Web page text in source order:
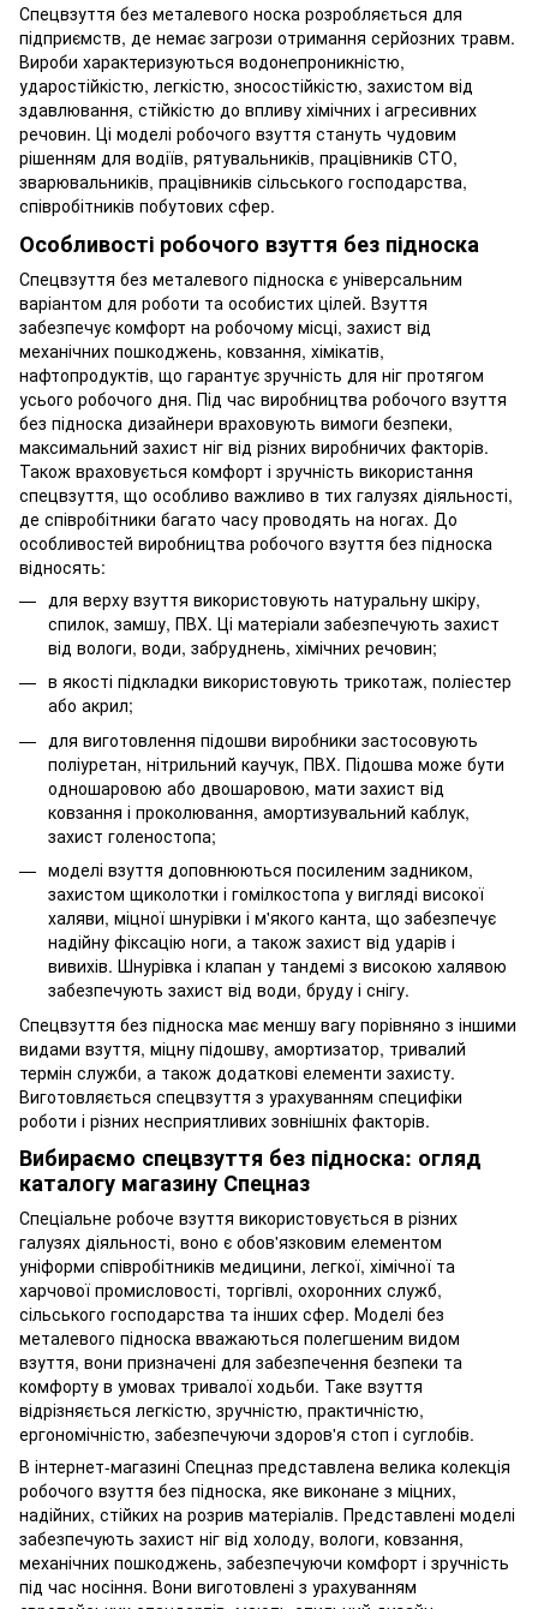
Спецвзуття без металевого носка розробляється для
підприємств, де немає загрози отримання серйозних травм.
Вироби характеризуються водонепроникністю,
ударостійкістю, легкістю, зносостійкістю, захистом від
здавлювання, стійкістю до впливу хімічних і агресивних
речовин. Ці моделі робочого взуття стануть чудовим
рішенням для водіїв, рятувальників, працівників СТО,
зварювальників, працівників сільського господарства,
співробітників побутових сфер.
Особливості робочого взуття без підноска
Спецвзуття без металевого підноска є універсальним
варіантом для роботи та особистих цілей. Взуття
забезпечує комфорт на робочому місці, захист від
механічних пошкоджень, ковзання, хімікатів,
нафтопродуктів, що гарантує зручність для ніг протягом
усього робочого дня. Під час виробництва робочого взуття
без підноска дизайнери враховують вимоги безпеки,
максимальний захист ніг від різних виробничих факторів.
Також враховується комфорт і зручність використання
спецвзуття, що особливо важливо в тих галузях діяльності,
де співробітники багато часу проводять на ногах. До
особливостей виробництва робочого взуття без підноска
відносять:
для верху взуття використовують натуральну шкіру,
спилок, замшу, ПВХ. Ці матеріали забезпечують захист
від вологи, води, забруднень, хімічних речовин;
в якості підкладки використовують трикотаж, поліестер
або акрил;
для виготовлення підошви виробники застосовують
поліуретан, нітрильний каучук, ПВХ. Підошва може бути
одношаровою або двошаровою, мати захист від
ковзання і проколювання, амортизувальний каблук,
захист голеностопа;
моделі взуття доповнюються посиленим задником,
захистом щиколотки і гомілкостопа у вигляді високої
халяви, міцної шнурівки і м'якого канта, що забезпечує
надійну фіксацію ноги, а також захист від ударів і
вивихів. Шнурівка і клапан у тандемі з високою халявою
забезпечують захист від води, бруду і снігу.
Спецвзуття без підноска має меншу вагу порівняно з іншими
видами взуття, міцну підошву, амортизатор, тривалий
термін служби, а також додаткові елементи захисту.
Виготовляється спецвзуття з урахуванням специфіки
роботи і різних несприятливих зовнішніх факторів.
Вибираємо спецвзуття без підноска: огляд
каталогу магазину Спецназ
Спеціальне робоче взуття використовується в різних
галузях діяльності, воно є обов'язковим елементом
уніформи співробітників медицини, легкої, хімічної та
харчової промисловості, торгівлі, охоронних служб,
сільського господарства та інших сфер. Моделі без
металевого підноска вважаються полегшеним видом
взуття, вони призначені для забезпечення безпеки та
комфорту в умовах тривалої ходьби. Таке взуття
відрізняється легкістю, зручністю, практичністю,
ергономічністю, забезпечуючи здоров'я стоп і суглобів.
В інтернет-магазині Спецназ представлена велика колекція
робочого взуття без підноска, яке виконане з міцних,
надійних, стійких на розрив матеріалів. Представлені моделі
забезпечують захист ніг від холоду, вологи, ковзання,
механічних пошкоджень, забезпечуючи комфорт і зручність
під час носіння. Вони виготовлені з урахуванням